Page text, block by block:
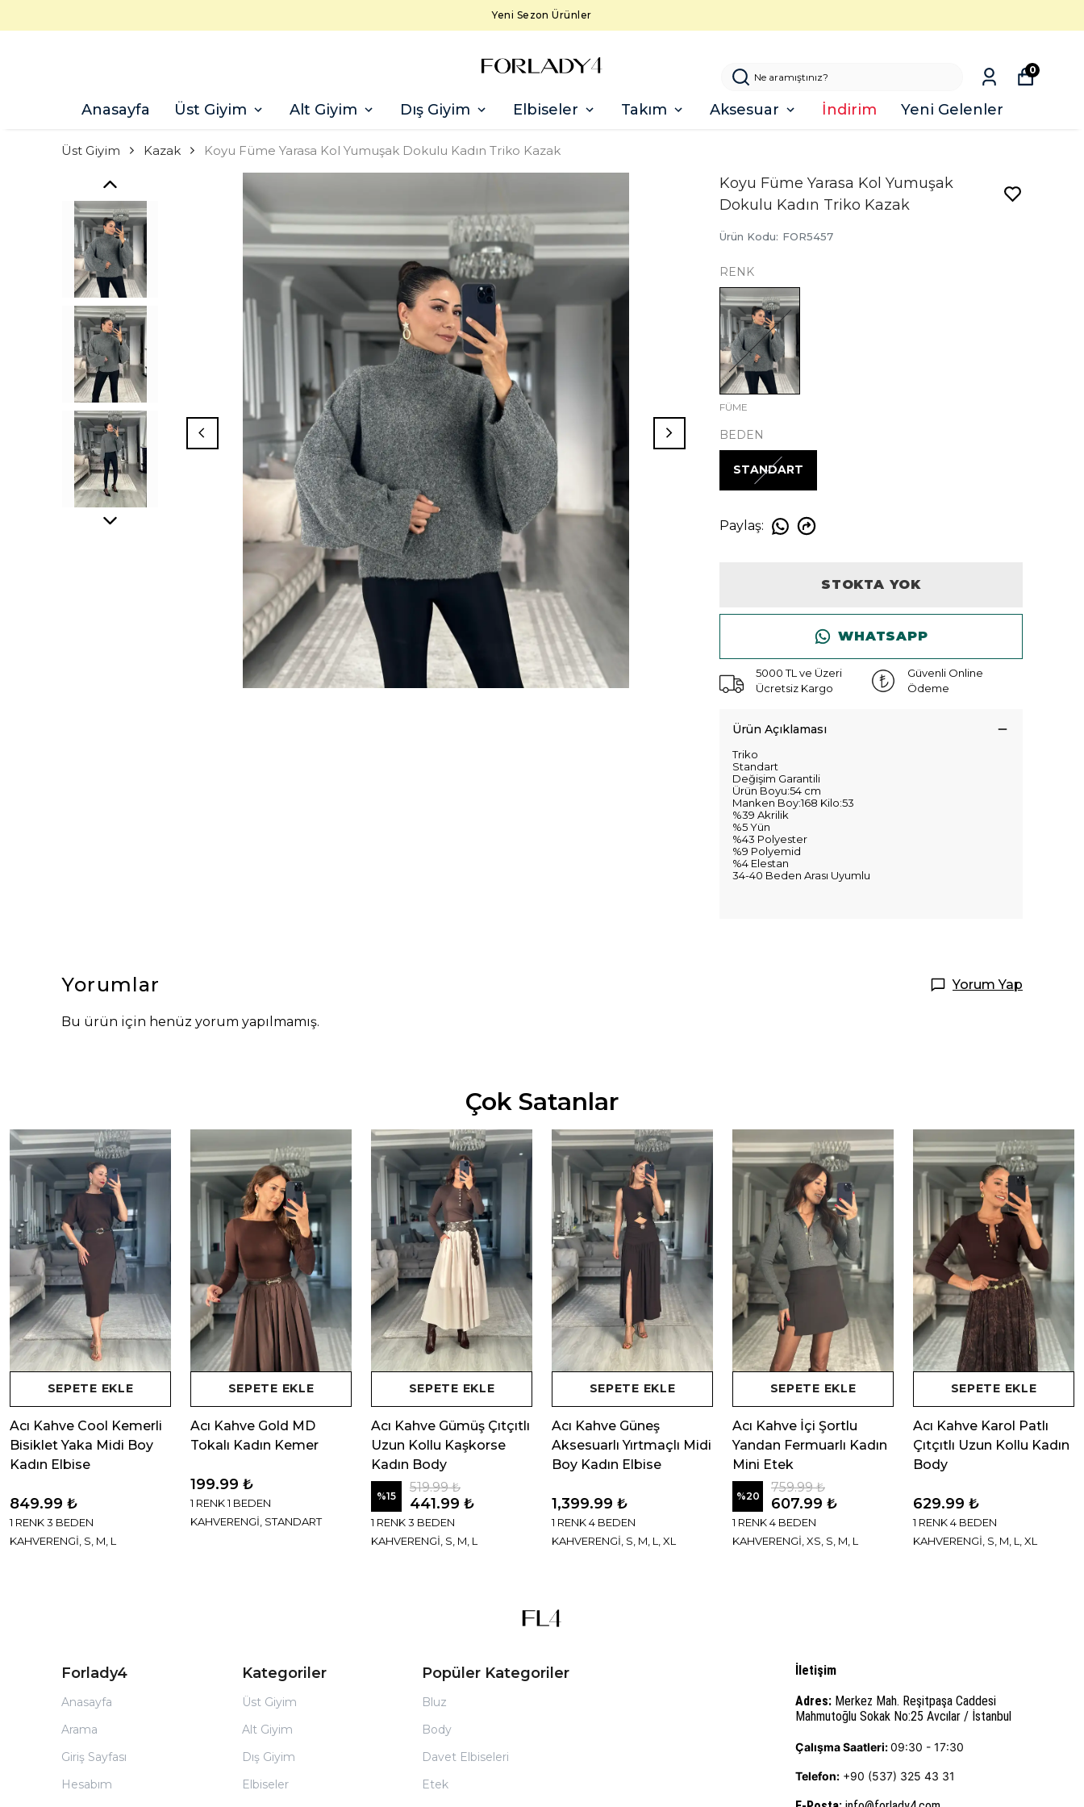
Yeni Sezon Ürünler
Anasayfa Üst Giyim Alt Giyim Dış Giyim Elbiseler Takım Aksesuar İndirim Yeni Gelenler
0
Üst Giyim Kazak Koyu Füme Yarasa Kol Yumuşak Dokulu Kadın Triko Kazak
Koyu Füme Yarasa Kol Yumuşak
Dokulu Kadın Triko Kazak
Ürün Kodu: FOR5457
RENK
FÜME
BEDEN
STANDART
Paylaş:
STOKTA YOK
WHATSAPP
5000 TL ve Üzeri
Ücretsiz Kargo
Güvenli Online
Ödeme
Ürün Açıklaması
Triko
Standart
Değişim Garantili
Ürün Boyu:54 cm
Manken Boy:168 Kilo:53
%39 Akrilik
%5 Yün
%43 Polyester
%9 Polyemid
%4 Elestan
34-40 Beden Arası Uyumlu
Yorumlar Yorum Yap
Bu ürün için henüz yorum yapılmamış.
Çok Satanlar
SEPETE EKLE
Acı Kahve Cool Kemerli
Bisiklet Yaka Midi Boy
Kadın Elbise
849.99 ₺
1 RENK 3 BEDEN
KAHVERENGİ, S, M, L
SEPETE EKLE
Acı Kahve Gold MD
Tokalı Kadın Kemer
199.99 ₺
1 RENK 1 BEDEN
KAHVERENGİ, STANDART
SEPETE EKLE
Acı Kahve Gümüş Çıtçıtlı
Uzun Kollu Kaşkorse
Kadın Body
%15
519.99 ₺
441.99 ₺
1 RENK 3 BEDEN
KAHVERENGİ, S, M, L
SEPETE EKLE
Acı Kahve Güneş
Aksesuarlı Yırtmaçlı Midi
Boy Kadın Elbise
1,399.99 ₺
1 RENK 4 BEDEN
KAHVERENGİ, S, M, L, XL
SEPETE EKLE
Acı Kahve İçi Şortlu
Yandan Fermuarlı Kadın
Mini Etek
%20
759.99 ₺
607.99 ₺
1 RENK 4 BEDEN
KAHVERENGİ, XS, S, M, L
SEPETE EKLE
Acı Kahve Karol Patlı
Çıtçıtlı Uzun Kollu Kadın
Body
629.99 ₺
1 RENK 4 BEDEN
KAHVERENGİ, S, M, L, XL
Forlady4
Anasayfa
Arama
Giriş Sayfası
Hesabım
Kategoriler
Üst Giyim
Alt Giyim
Dış Giyim
Elbiseler
Popüler Kategoriler
Bluz
Body
Davet Elbiseleri
Etek
İletişim
Adres: Merkez Mah. Reşitpaşa Caddesi
Mahmutoğlu Sokak No:25 Avcılar / İstanbul
Çalışma Saatleri:09:30 - 17:30
Telefon: +90 (537) 325 43 31